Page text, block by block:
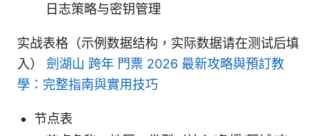
日志策略与密钥管理
实战表格（示例数据结构，实际数据请在测试后填
入） 劍湖山 跨年 門票 2026 最新攻略與預訂教
學：完整指南與實用技巧
节点表